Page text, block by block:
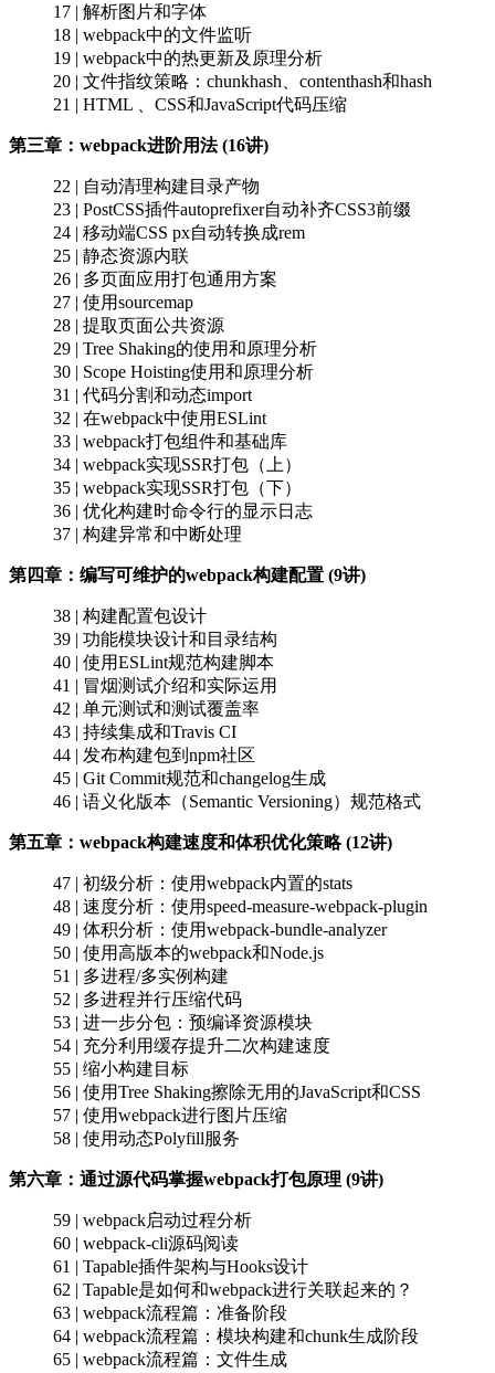
17 | 解析图片和字体
18 | webpack中的文件监听
19 | webpack中的热更新及原理分析
20 | 文件指纹策略：chunkhash、contenthash和hash
21 | HTML 、CSS和JavaScript代码压缩
第三章：webpack进阶用法 (16讲)
22 | 自动清理构建目录产物
23 | PostCSS插件autoprefixer自动补齐CSS3前缀
24 | 移动端CSS px自动转换成rem
25 | 静态资源内联
26 | 多页面应用打包通用方案
27 | 使用sourcemap
28 | 提取页面公共资源
29 | Tree Shaking的使用和原理分析
30 | Scope Hoisting使用和原理分析
31 | 代码分割和动态import
32 | 在webpack中使用ESLint
33 | webpack打包组件和基础库
34 | webpack实现SSR打包（上）
35 | webpack实现SSR打包（下）
36 | 优化构建时命令行的显示日志
37 | 构建异常和中断处理
第四章：编写可维护的webpack构建配置 (9讲)
38 | 构建配置包设计
39 | 功能模块设计和目录结构
40 | 使用ESLint规范构建脚本
41 | 冒烟测试介绍和实际运用
42 | 单元测试和测试覆盖率
43 | 持续集成和Travis CI
44 | 发布构建包到npm社区
45 | Git Commit规范和changelog生成
46 | 语义化版本（Semantic Versioning）规范格式
第五章：webpack构建速度和体积优化策略 (12讲)
47 | 初级分析：使用webpack内置的stats
48 | 速度分析：使用speed-measure-webpack-plugin
49 | 体积分析：使用webpack-bundle-analyzer
50 | 使用高版本的webpack和Node.js
51 | 多进程/多实例构建
52 | 多进程并行压缩代码
53 | 进一步分包：预编译资源模块
54 | 充分利用缓存提升二次构建速度
55 | 缩小构建目标
56 | 使用Tree Shaking擦除无用的JavaScript和CSS
57 | 使用webpack进行图片压缩
58 | 使用动态Polyfill服务
第六章：通过源代码掌握webpack打包原理 (9讲)
59 | webpack启动过程分析
60 | webpack-cli源码阅读
61 | Tapable插件架构与Hooks设计
62 | Tapable是如何和webpack进行关联起来的？
63 | webpack流程篇：准备阶段
64 | webpack流程篇：模块构建和chunk生成阶段
65 | webpack流程篇：文件生成